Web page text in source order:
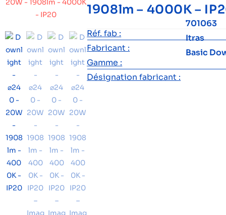
1908lm – 4000K –
Réf. fab :
701063
Fabricant :
Itras
Gamme :
Basic
Désignation fabricant :